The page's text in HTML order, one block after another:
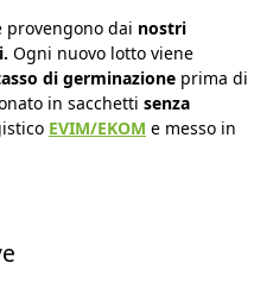
provengono dai nostri
Ogni nuovo lotto viene
di germinazione prima di
in sacchetti senza
EVIM/EKOM e messo in